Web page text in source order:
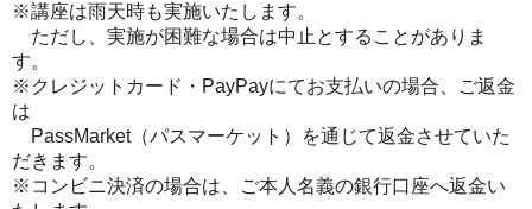
※講座は雨天時も実施いたします。
ただし、実施が困難な場合は中止とすることがありま
す。
※クレジットカード・PayPayにてお支払いの場合、ご返金
は
PassMarket（パスマーケット）を通じて返金させていた
だきます。
※コンビニ決済の場合は、ご本人名義の銀行口座へ返金い